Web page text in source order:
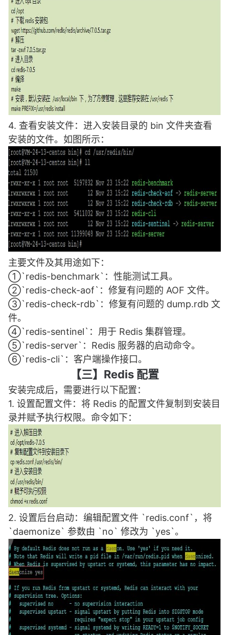
4. 查看安装文件：进入安装目录的 bin 文件夹查看
安装的文件。如图所示：
主要文件及其用途如下：
①`redis-benchmark`：性能测试工具。
②`redis-check-aof`：修复有问题的 AOF 文件。
③`redis-check-rdb`：修复有问题的 dump.rdb 文
件。
④`redis-sentinel`：用于 Redis 集群管理。
⑤`redis-server`：Redis 服务器的启动命令。
⑥`redis-cli`：客户端操作接口。
【三】Redis 配置
安装完成后，需要进行以下配置：
1. 设置配置文件：将 Redis 的配置文件复制到安装目
录并赋予执行权限。命令如下：
2. 设置后台启动：编辑配置文件 `redis.conf`，将
`daemonize` 参数由 `no` 修改为 `yes`。